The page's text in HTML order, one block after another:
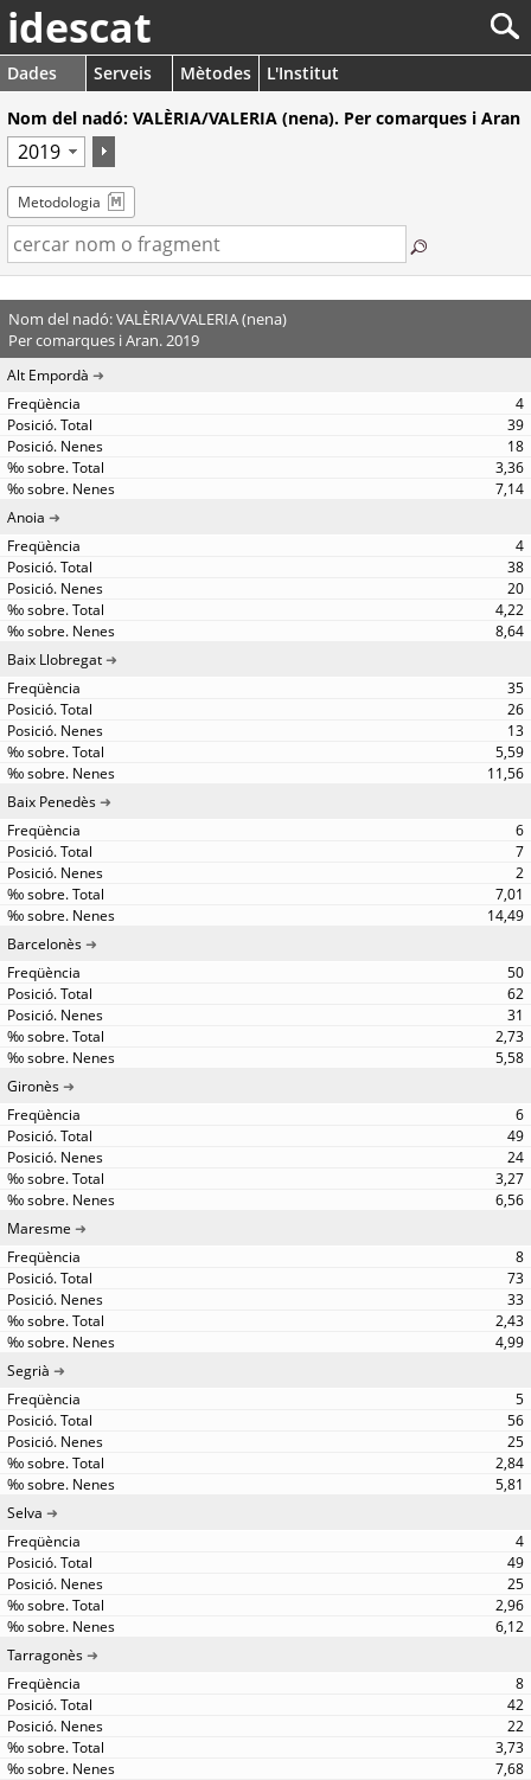
idescat
Dades Serveis Mètodes
L'Institut
Nom del nadó: VALÈRIA/VALERIA (nena). Per comarques i Aran
Metodologia
Nom del nadó: VALÈRIA/VALERIA (nena)
Per comarques i Aran. 2019
Alt Empordà
4
39
18
3,36
7,14
Anoia
4
38
20
4,22
8,64
Baix Llobregat
35
26
13
5,59
11,56
Baix Penedès
6
7
2
7,01
14,49
Barcelonès
50
62
31
2,73
5,58
Gironès
6
49
24
3,27
6,56
Maresme
8
73
33
2,43
4,99
Segrià
5
56
25
2,84
5,81
Selva
4
49
25
2,96
6,12
Tarragonès
8
42
22
3,73
7,68